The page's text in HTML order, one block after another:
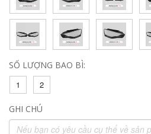
SỐ LƯỢNG BAO BÌ:
1
2
GHI CHÚ